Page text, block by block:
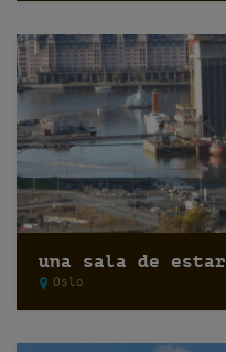
una sala de estar
Oslo